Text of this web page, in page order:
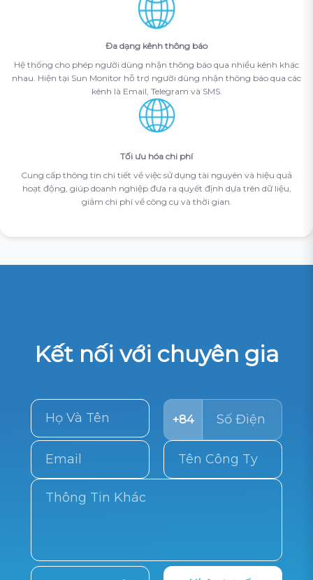
Đa dạng kênh thông báo
Hệ thống cho phép người dùng nhận thông báo qua nhiều kênh khác
nhau. Hiện tại Sun Monitor hỗ trợ người dùng nhận thông báo qua các
kênh là Email, Telegram và SMS.
Tối ưu hóa chi phí
Cung cấp thông tin chi tiết về việc sử dụng tài nguyên và hiệu quả
hoạt động, giúp doanh nghiệp đưa ra quyết định dựa trên dữ liệu,
giảm chi phí về công cụ và thời gian.
Kết nối với chuyên gia
+84